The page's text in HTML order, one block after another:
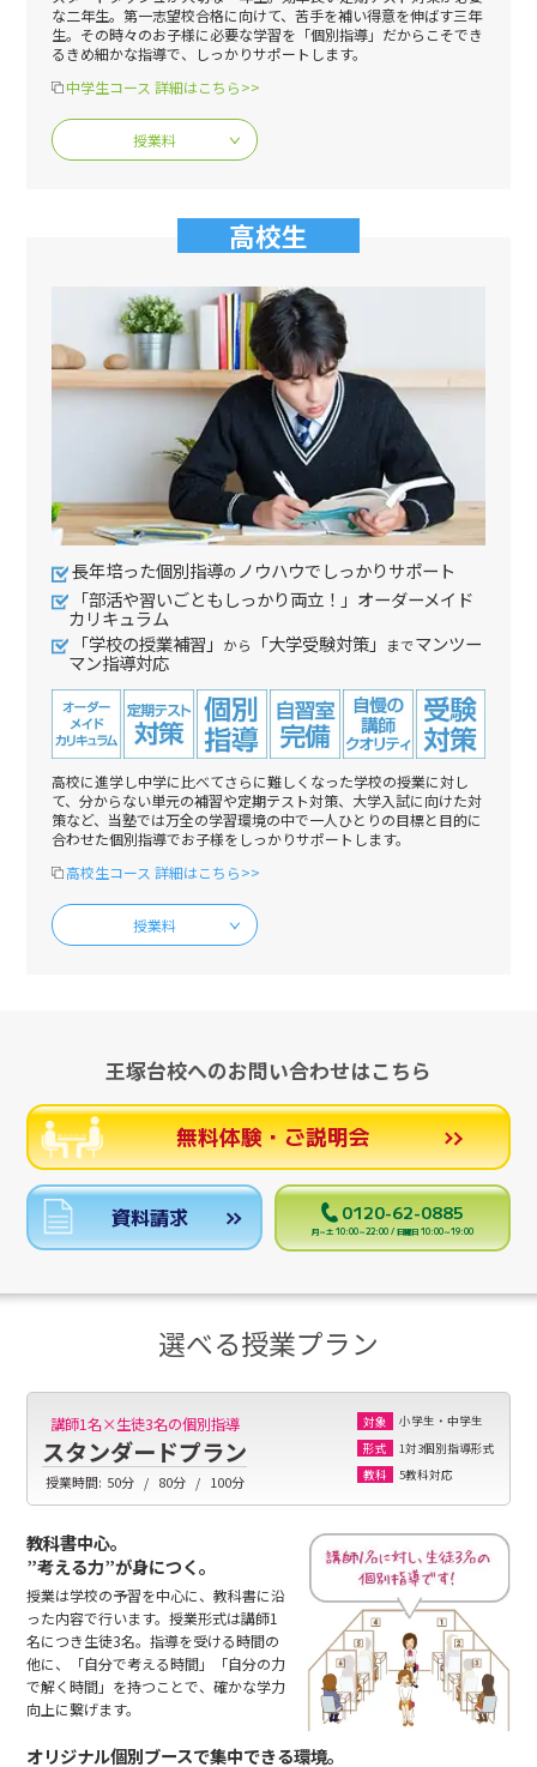
な二年生。第一志望校合格に向けて、苦手を補い得意を伸ばす三年
生。その時々のお子様に必要な学習を「個別指導」だからこそでき
るきめ細かな指導で、しっかりサポートします。
中学生コース 詳細はこちら>>
授業料
高校生
長年培った個別指導の ノウハウでしっかりサポート
「部活や習いごともしっかり両立！」オーダーメイド
カリキュラム
「学校の授業補習」
から 「大学受験対策」 までマンツー
マン指導対応
高校に進学し中学に比べてさらに難しくなった学校の授業に対し
て、分からない単元の補習や定期テスト対策、大学入試に向けた対
策など、当塾では万全の学習環境の中で一人ひとりの目標と目的に
合わせた個別指導でお子様をしっかりサポートします。
高校生コース 詳細はこちら>>
授業料
王塚台校へのお問い合わせはこちら
無料体験・ご説明会
資料請求 0120-62-0885
月～土 10:00～22:00 / 日曜日 10:00～19:00
選べる授業プラン
講師1名×生徒3名の個別指導
スタンダードプラン
授業時間: 50分 80分 100分
対象
小学生・中学生
形式
1対3個別指導形式
教科
5教科対応
教科書中心。
”考える力”が身につく。
授業は学校の予習を中心に、教科書に沿
った内容で行います。授業形式は講師1
名につき生徒3名。指導を受ける時間の
他に、「自分で考える時間」「自分の力
で解く時間」を持つことで、確かな学力
向上に繋げます。
オリジナル個別ブースで集中できる環境。